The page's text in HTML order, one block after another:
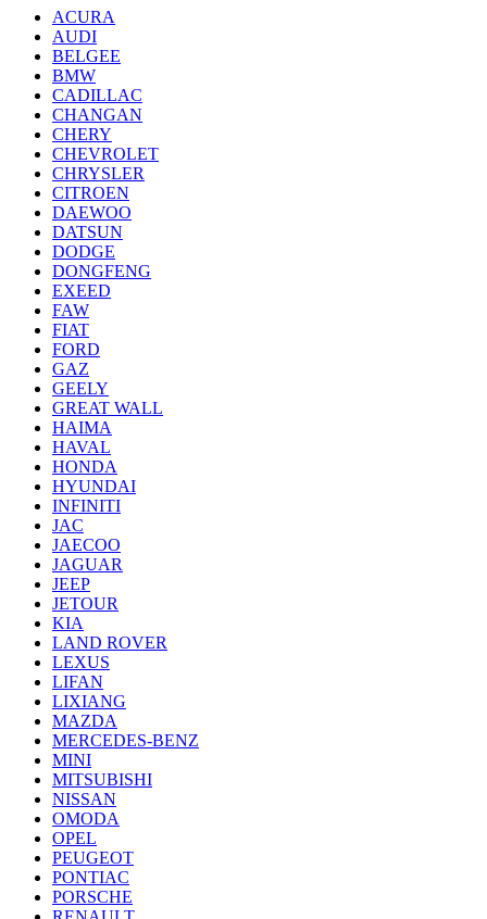
ACURA
AUDI
BELGEE
BMW
CADILLAC
CHANGAN
CHERY
CHEVROLET
CHRYSLER
CITROEN
DAEWOO
DATSUN
DODGE
DONGFENG
EXEED
FAW
FIAT
FORD
GAZ
GEELY
GREAT WALL
HAIMA
HAVAL
HONDA
HYUNDAI
INFINITI
JAC
JAECOO
JAGUAR
JEEP
JETOUR
KIA
LAND ROVER
LEXUS
LIFAN
LIXIANG
MAZDA
MERCEDES-BENZ
MINI
MITSUBISHI
NISSAN
OMODA
OPEL
PEUGEOT
PONTIAC
PORSCHE